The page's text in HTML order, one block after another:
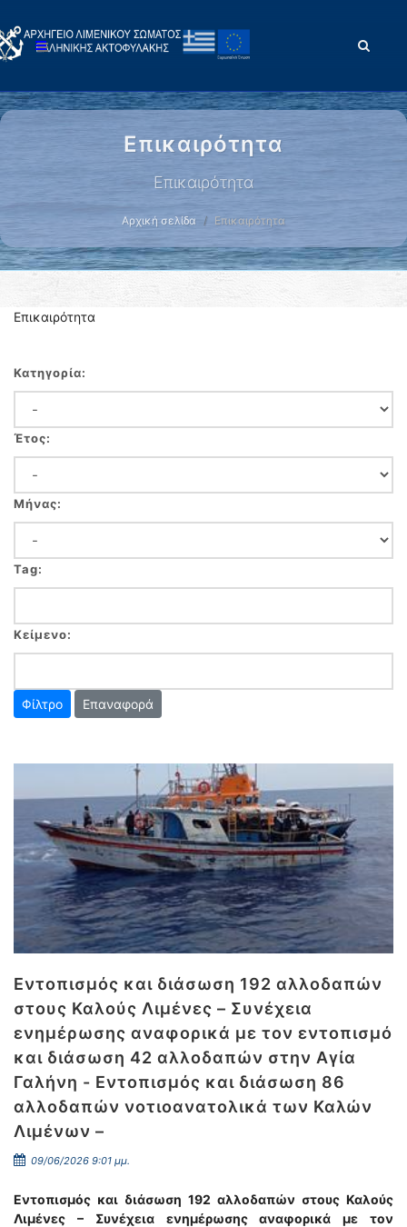
Επικαιρότητα
Επικαιρότητα
Αρχική σελίδα Επικαιρότητα
Επικαιρότητα
Κατηγορία:
Έτος:
Μήνας:
Tag:
Κείμενο:
Επαναφορά
Εντοπισμός και διάσωση 192 αλλοδαπών
στους Καλούς Λιμένες – Συνέχεια
ενημέρωσης αναφορικά με τον εντοπισμό
και διάσωση 42 αλλοδαπών στην Αγία
Γαλήνη - Εντοπισμός και διάσωση 86
αλλοδαπών νοτιοανατολικά των Καλών
Λιμένων –
09/06/2026 9:01 μμ.
Εντοπισμός και διάσωση 192 αλλοδαπών στους Καλούς
Λιμένες – Συνέχεια ενημέρωσης αναφορικά με τον